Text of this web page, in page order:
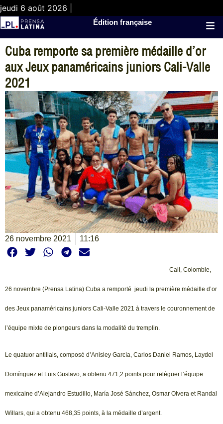
jeudi 6 août 2026 |
Édition française
Cuba remporte sa première médaille d’or
aux Jeux panaméricains juniors Cali-Valle
2021
26 novembre 2021 11:16
Cali, Colombie,
26 novembre (Prensa Latina) Cuba a remporté jeudi la première médaille d’or
des Jeux panaméricains juniors Cali-Valle 2021 à travers le couronnement de
l’équipe mixte de plongeurs dans la modalité du tremplin.
Le quatuor antillais, composé d’Anisley García, Carlos Daniel Ramos, Laydel
Domínguez et Luis Gustavo, a obtenu 471,2 points pour reléguer l’équipe
mexicaine d’Alejandro Estudillo, María José Sánchez, Osmar Olvera et Randal
Willars, qui a obtenu 468,35 points, à la médaille d’argent.